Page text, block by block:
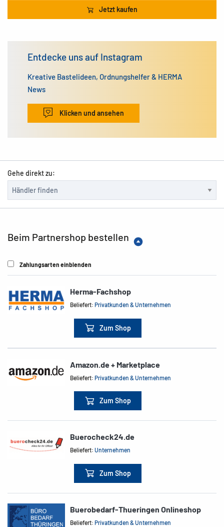
Jetzt kaufen
Entdecke uns auf Instagram
Kreative Bastelideen, Ordnungshelfer & HERMA
News
Klicken und ansehen
Gehe direkt zu:
Beim Partnershop bestellen
Zahlungsarten einblenden
Herma-Fachshop
Beliefert:Privatkunden & Unternehmen
Zum Shop
Amazon.de + Marketplace
Beliefert:Privatkunden & Unternehmen
Zum Shop
Buerocheck24.de
Beliefert:Unternehmen
Zum Shop
Buerobedarf-Thueringen Onlineshop
Beliefert:Privatkunden & Unternehmen